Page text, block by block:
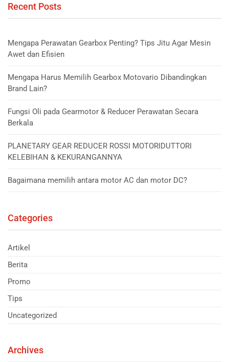
Recent Posts
Mengapa Perawatan Gearbox Penting? Tips Jitu Agar Mesin
Awet dan Efisien
Mengapa Harus Memilih Gearbox Motovario Dibandingkan
Brand Lain?
Fungsi Oli pada Gearmotor & Reducer Perawatan Secara
Berkala
PLANETARY GEAR REDUCER ROSSI MOTORIDUTTORI
KELEBIHAN & KEKURANGANNYA
Bagaimana memilih antara motor AC dan motor DC?
Categories
Artikel
Berita
Promo
Tips
Uncategorized
Archives